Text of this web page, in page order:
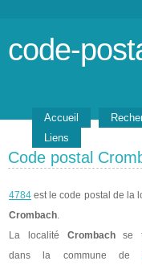
code-
Accueil
Liens
Code postal
4784 est le code postal de la
Crombach.
La localité Crombachse
dans la commune de